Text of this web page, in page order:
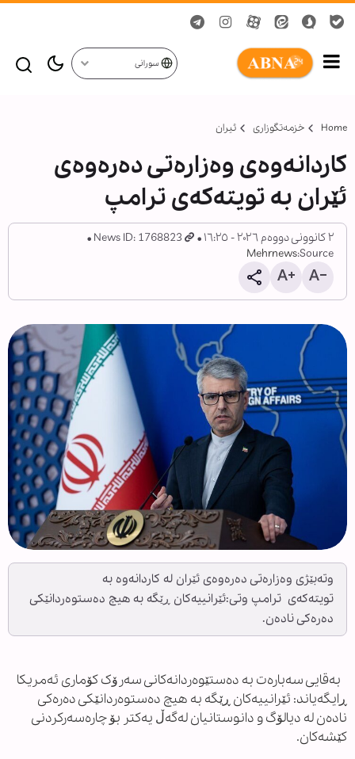
سورانی
Home خزمەتگوزاری ئیران
کاردانەوەی وەزارەتی دەرەوەی
ئێران بە تویتەکەی ترامپ
٢ کانوونی دووەم ٢٠٢٦ - ١٦:٢٥
News ID: 1768823
Source:
Mehrnews
وتەبێژی وەزارەتی دەرەوەی ئێران لە کاردانەوە بە
تویتەکەی ترامپ وتی:ئێرانییەکان ڕێگە بە هیچ دەستوەردانێکی
دەرەکی نادەن.
بەقایی سەبارەت بە دەستێوەردانەکانی سەرۆک کۆماری ئەمریکا
ڕایگەیاند: ئێرانییەکان ڕێگە بە هیچ دەستوەردانێکی دەرەکی
نادەن لە دیالۆگ و دانوستانیان لەگەڵ یەکتر بۆ چارەسەرکردنی
کێشەکان.